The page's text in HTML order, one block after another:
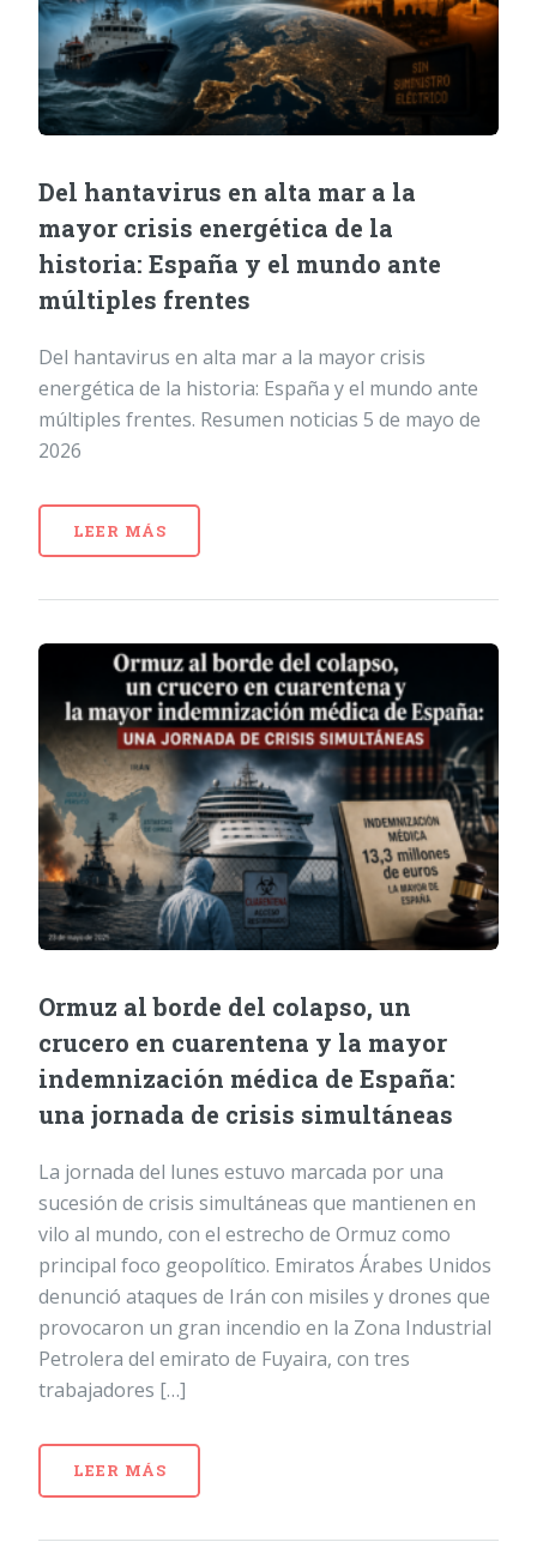
Del hantavirus en alta mar a la
mayor crisis energética de la
historia: España y el mundo ante
múltiples frentes
Del hantavirus en alta mar a la mayor crisis
energética de la historia: España y el mundo ante
múltiples frentes. Resumen noticias 5 de mayo de
2026
LEER MÁS
Ormuz al borde del colapso, un
crucero en cuarentena y la mayor
indemnización médica de España:
una jornada de crisis simultáneas
La jornada del lunes estuvo marcada por una
sucesión de crisis simultáneas que mantienen en
vilo al mundo, con el estrecho de Ormuz como
principal foco geopolítico. Emiratos Árabes Unidos
denunció ataques de Irán con misiles y drones que
provocaron un gran incendio en la Zona Industrial
Petrolera del emirato de Fuyaira, con tres
trabajadores […]
LEER MÁS